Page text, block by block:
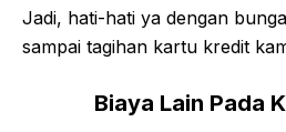
Jadi, hati-hati ya dengan
sampai tagihan kartu kredit
Biaya Lain Pada